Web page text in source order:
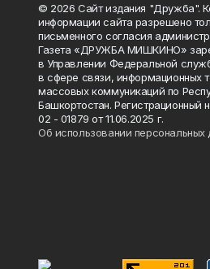
© 2026 Сайт издания "Дружба".
информации сайта разрешено
письменного согласия
Газета «ДРУЖБА МИШКИНО»
в Управлении Федеральной
в сфере связи, информационных
массовых коммуникаций по
Башкортостан.
02 - 01879 от 11.06.2025 г.
Об использовании персональных